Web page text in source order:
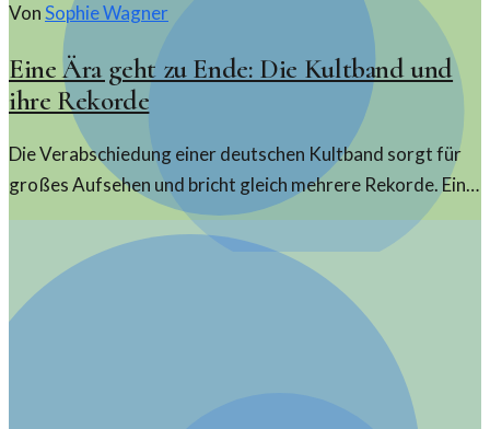
VonSophie Wagner
Eine Ära geht zu Ende: Die Kultband und
ihre Rekorde
Die Verabschiedung einer deutschen Kultband sorgt für
großes Aufsehen und bricht gleich mehrere Rekorde. Ein
Rückblick auf die letzten Monate ihrer Karriere.